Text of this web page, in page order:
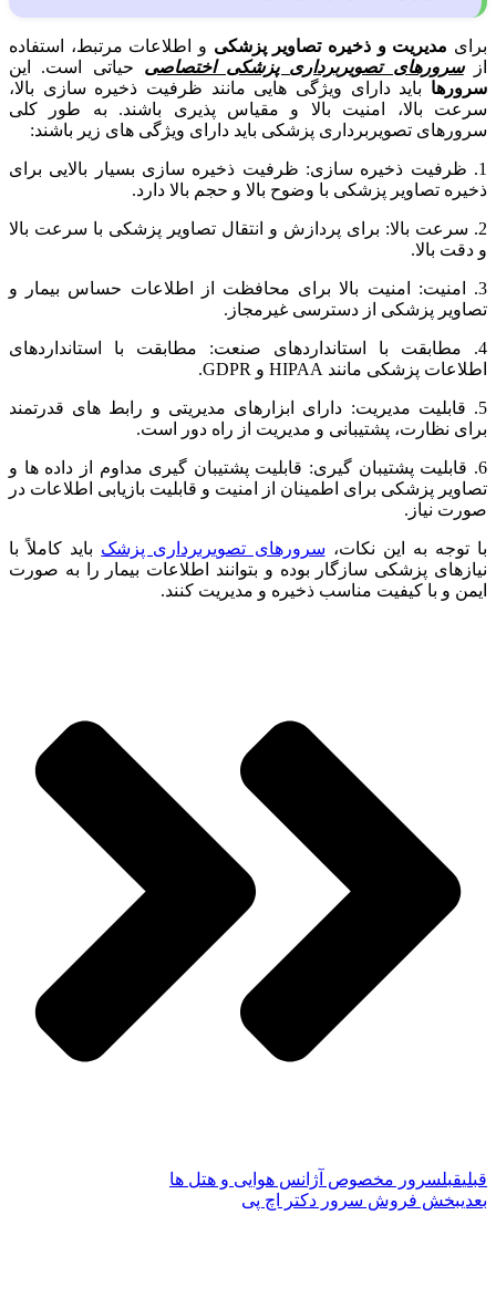
برای مدیریت و ذخیره تصاویر پزشکی و اطلاعات مرتبط، استفاده
ازسرورهای تصویربرداری پزشکی اختصاصی حیاتی است. این
سرورها باید دارای ویژگی هایی مانند ظرفیت ذخیره سازی بالا،
سرعت بالا، امنیت بالا و مقیاس پذیری باشند. به طور کلی
سرورهای تصویربرداری پزشکی باید دارای ویژگی های زیر باشند:
1. ظرفیت ذخیره سازی: ظرفیت ذخیره سازی بسیار بالایی برای
ذخیره تصاویر پزشکی با وضوح بالا و حجم بالا دارد.
2. سرعت بالا: برای پردازش و انتقال تصاویر پزشکی با سرعت بالا
و دقت بالا.
3. امنیت: امنیت بالا برای محافظت از اطلاعات حساس بیمار و
تصاویر پزشکی از دسترسی غیرمجاز.
4. مطابقت با استانداردهای صنعت: مطابقت با استانداردهای
اطلاعات پزشکی مانند HIPAA و GDPR.
5. قابلیت مدیریت: دارای ابزارهای مدیریتی و رابط های قدرتمند
برای نظارت، پشتیبانی و مدیریت از راه دور است.
6. قابلیت پشتیبان گیری: قابلیت پشتیبان گیری مداوم از داده ها و
تصاویر پزشکی برای اطمینان از امنیت و قابلیت بازیابی اطلاعات در
صورت نیاز.
با توجه به این نکات، سرورهای تصویربرداری پزشک باید کاملاً با
نیازهای پزشکی سازگار بوده و بتوانند اطلاعات بیمار را به صورت
ایمن و با کیفیت مناسب ذخیره و مدیریت کنند.
قبلیقبلسرور مخصوص آژانس هوایی و هتل ها
بعدیبخش فروش سرور دکتر اچ پی